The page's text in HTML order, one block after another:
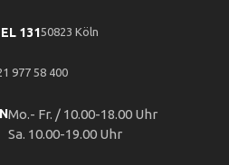
13150823 Köln
977 58 400
Mo.- Fr. / 10.00-18.00 Uhr
Sa. 10.00-19.00 Uhr